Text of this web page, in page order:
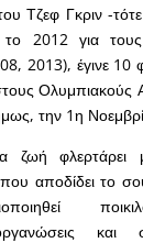
Τζεφ Γκριν -
το 2012 για
2013), έγινε 10
Ολυμπιακούς
την 1η
ζωή φλερτάρει
αποδίδει το
και